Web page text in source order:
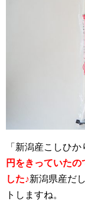
「新潟産こしひか
円をきっていた
した♪新潟県産だ
トしますね。